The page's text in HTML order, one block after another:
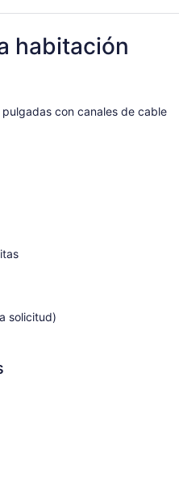
habitación
con canales de cable
solicitud)